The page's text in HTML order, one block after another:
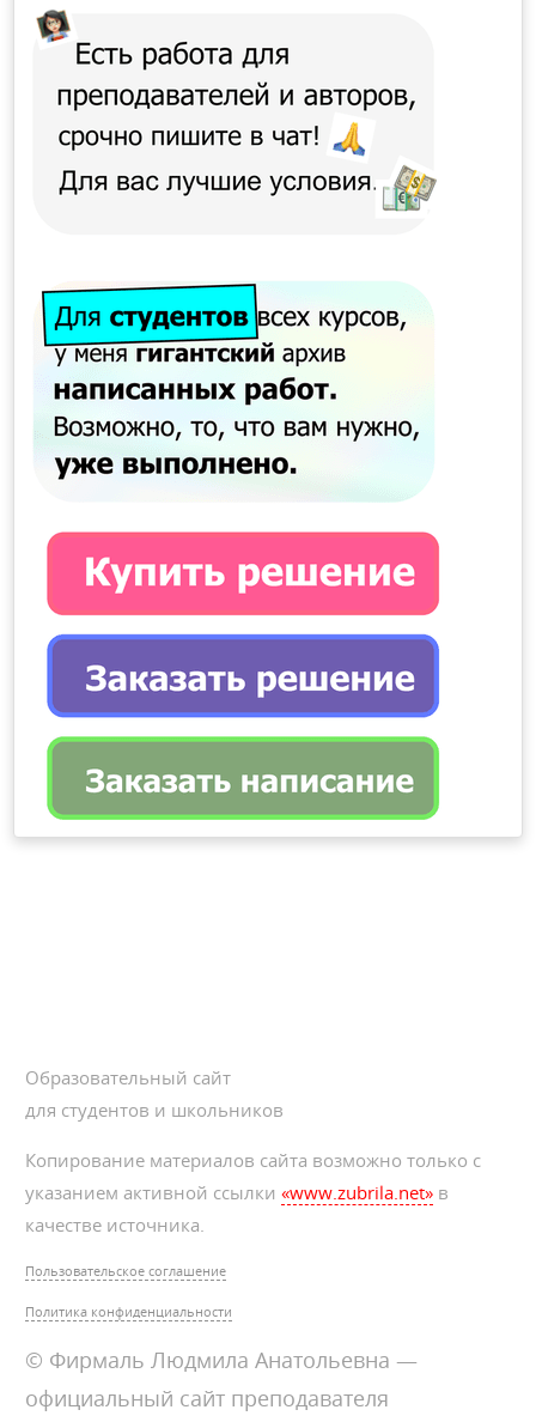
Образовательный сайт
для студентов и школьников
Копирование материалов сайта возможно только с
указанием активной ссылки«www.zubrila.net» в
качестве источника.
Пользовательское соглашение
Политика конфиденциальности
© Фирмаль Людмила Анатольевна —
официальный сайт преподавателя